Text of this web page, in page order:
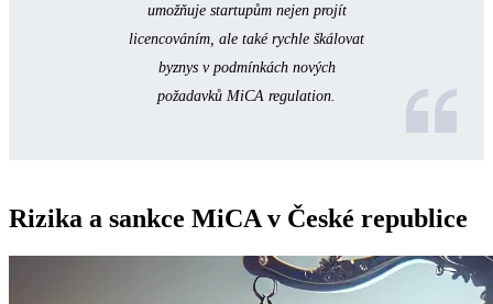
umožňuje startupům nejen projít
licencováním, ale také rychle škálovat
byznys v podmínkách nových
požadavků MiCA regulation.
Rizika a sankce MiCA v České republice